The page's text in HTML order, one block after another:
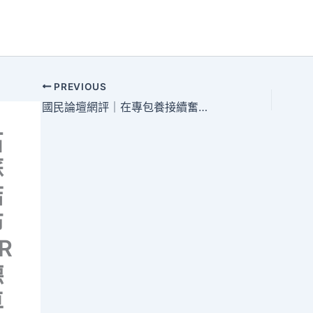
PREVIOUS
國民論壇網評｜在專包養接續奮斗中發明美妙生涯